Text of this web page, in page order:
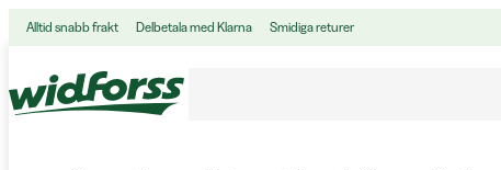
Alltid snabb frakt Delbetala med Klarna Smidiga returer